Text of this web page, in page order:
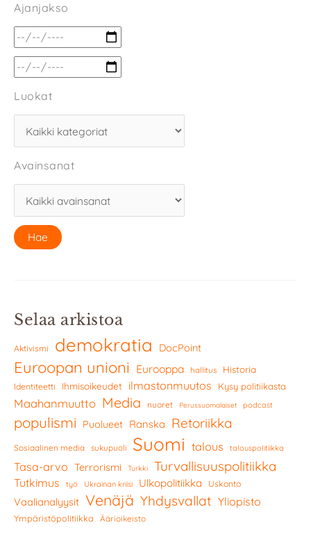
Ajanjakso
Luokat
Avainsanat
Selaa arkistoa
Aktivismi demokratia DocPoint
Euroopan unioni Eurooppa hallitus Historia
Identiteetti Ihmisoikeudet ilmastonmuutos Kysy politiikasta
Maahanmuutto Media nuoret Perussuomalaiset podcast
populismi Puolueet Ranska Retoriikka
Sosiaalinen media sukupuoli Suomi talous talouspolitiikka
Tasa-arvo Terrorismi Turkki Turvallisuuspolitiikka
Tutkimus työ Ukrainan kriisi Ulkopolitiikka Uskonto
Vaalianalyysit Venäjä Yhdysvallat Yliopisto
Ympäristöpolitiikka Äärioikeisto